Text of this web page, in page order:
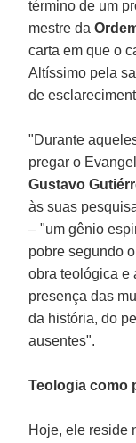
término de um
mestre da
carta em que o
Altíssimo pela
de
"Durante
pregar o
Gustavo
às suas
– "um gênio
pobre segundo
obra teológica e
presença das
da história, do
ausentes".
Teologia como
Hoje, ele reside